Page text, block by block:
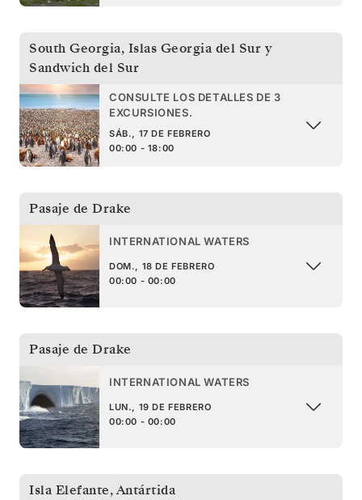
South Georgia, Islas Georgia del Sur y
Sandwich del Sur
CONSULTE LOS DETALLES DE 3
EXCURSIONES.
SÁB., 17 DE FEBRERO
00:00 - 18:00
Pasaje de Drake
INTERNATIONAL WATERS
DOM., 18 DE FEBRERO
00:00 - 00:00
Pasaje de Drake
INTERNATIONAL WATERS
LUN., 19 DE FEBRERO
00:00 - 00:00
Isla Elefante,Antártida